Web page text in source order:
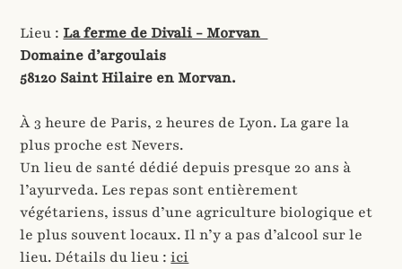
Lieu : La ferme de Divali - Morvan
Domaine d’argoulais
58120 Saint Hilaire en Morvan.
À 3 heure de Paris, 2 heures de Lyon. La gare la
plus proche est Nevers.
Un lieu de santé dédié depuis presque 20 ans à
l’ayurveda. Les repas sont entièrement
végétariens, issus d’une agriculture biologique et
le plus souvent locaux. Il n’y a pas d’alcool sur le
lieu. Détails du lieu :ici